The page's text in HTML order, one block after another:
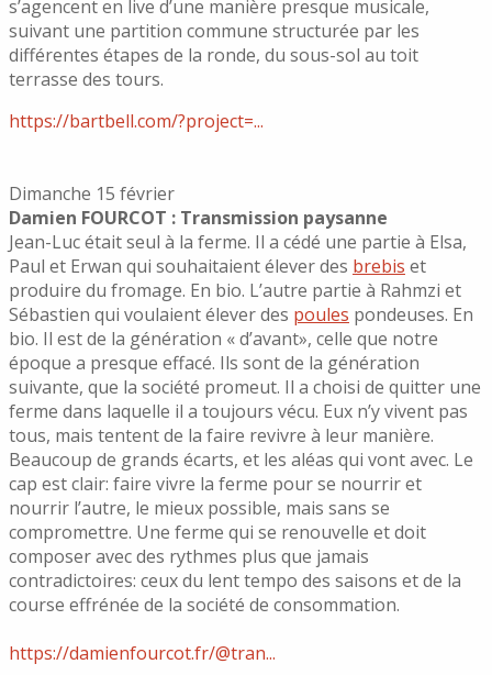
s’agencent en live d’une manière presque musicale,
suivant une partition commune structurée par les
différentes étapes de la ronde, du sous-sol au toit
terrasse des tours.
https://bartbell.com/?project=...
Dimanche 15 février
Damien FOURCOT : Transmission paysanne
Jean-Luc était seul à la ferme. Il a cédé une partie à Elsa,
Paul et Erwan qui souhaitaient élever des brebis et
produire du fromage. En bio. L’autre partie à Rahmzi et
Sébastien qui voulaient élever des poules pondeuses. En
bio. Il est de la génération « d’avant», celle que notre
époque a presque effacé. Ils sont de la génération
suivante, que la société promeut. Il a choisi de quitter une
ferme dans laquelle il a toujours vécu. Eux n’y vivent pas
tous, mais tentent de la faire revivre à leur manière.
Beaucoup de grands écarts, et les aléas qui vont avec. Le
cap est clair: faire vivre la ferme pour se nourrir et
nourrir l’autre, le mieux possible, mais sans se
compromettre. Une ferme qui se renouvelle et doit
composer avec des rythmes plus que jamais
contradictoires: ceux du lent tempo des saisons et de la
course effrénée de la société de consommation.
https://damienfourcot.fr/@tran...